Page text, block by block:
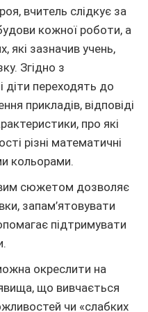
вчитель слідкує за
кожної роботи, а
які зазначив учень,
Згідно з
діти переходять до
прикладів, відповіді
про які
різні математичні
кольорами.
сюжетом дозволяє
запам’ятовувати
підтримувати
окреслити на
явища, що вивчається
чи «слабких